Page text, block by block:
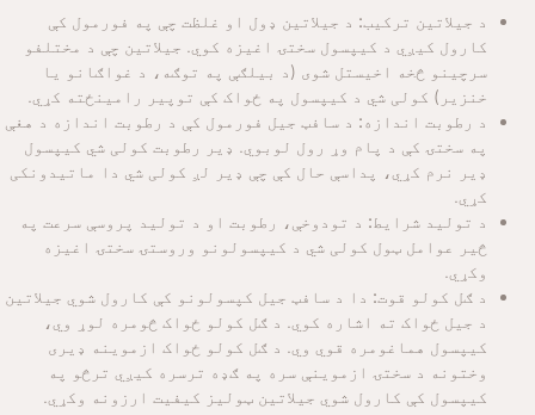
د جیلاتین ترکیب: د جیلاتین ډول او غلظت چې په فورمول کې
کارول کیږي د کیپسول سختۍ اغیزه کوي. جیلاتین چې د مختلفو
سرچینو څخه اخیستل شوی (د بیلګې په توګه، د غواګانو یا
خنزیر) کولی شي د کیپسول په ځواک کې توپیر رامینځته کړي.
د رطوبت اندازه: د سافټ جیل فورمول کې د رطوبت اندازه د هغې
په سختۍ کې د پام وړ رول لوبوي. ډیر رطوبت کولی شي کیپسول
ډیر نرم کړي، پداسې حال کې چې ډیر لږ کولی شي دا ماتیدونکی
کړي.
د تولید شرایط: د تودوخې، رطوبت او د تولید پروسې سرعت په
څیر عوامل ټول کولی شي د کیپسولونو وروستۍ سختۍ اغیزه
وکړي.
د ګل کولو قوت: دا د سافټ جیل کپسولونو کې کارول شوي جیلاتین
د جیل ځواک ته اشاره کوي. د ګل کولو ځواک څومره لوړ وي،
کیپسول هماغومره قوي وي. د ګل کولو ځواک ازموینه ډیری
وختونه د سختۍ ازموینې سره په ګډه ترسره کیږي ترڅو په
کیپسول کې کارول شوي جیلاتین ټولیز کیفیت ارزونه وکړي.